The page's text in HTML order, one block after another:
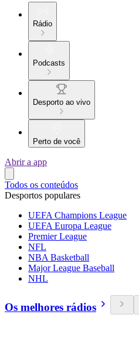
Rádio
Podcasts
Desporto ao vivo
Perto de você
Abrir a app
Todos os conteúdos
Desportos populares
UEFA Champions League
UEFA Europa League
Premier League
NFL
NBA Basketball
Major League Baseball
NHL
Os melhores rádios